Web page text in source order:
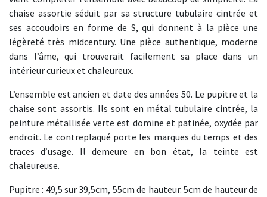
chaise assortie séduit par sa structure tubulaire cintrée et
ses accoudoirs en forme de S, qui donnent à la pièce une
légèreté très midcentury. Une pièce authentique, moderne
dans l’âme, qui trouverait facilement sa place dans un
intérieur curieux et chaleureux.
L’ensemble est ancien et date des années 50. Le pupitre et la
chaise sont assortis. Ils sont en métal tubulaire cintrée, la
peinture métallisée verte est domine et patinée, oxydée par
endroit. Le contreplaqué porte les marques du temps et des
traces d’usage. Il demeure en bon état, la teinte est
chaleureuse.
Pupitre : 49,5 sur 39,5cm, 55cm de hauteur. 5cm de hauteur de